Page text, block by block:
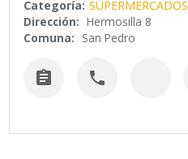
Categoría: SUPERMERCADOS
Dirección: Hermosilla 8
Comuna: San Pedro
 